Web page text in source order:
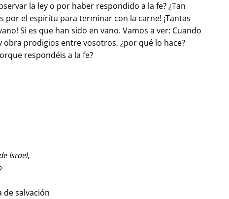
la ley o por haber respondido a la fe? ¿Tan
por el espíritu para terminar con la carne! ¡Tantas
Si es que han sido en vano. Vamos a ver: Cuando
obra prodigios entre vosotros, ¿por qué lo hace?
respondéis a la fe?
Israel,
de salvación